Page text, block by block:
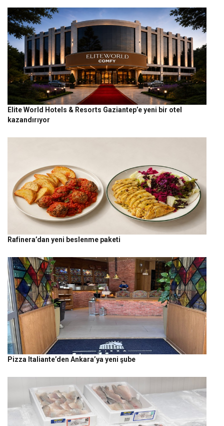
Elite World Hotels & Resorts Gaziantep’e yeni bir otel
kazandırıyor
Rafinera’dan yeni beslenme paketi
Pizza Italiante’den Ankara’ya yeni şube